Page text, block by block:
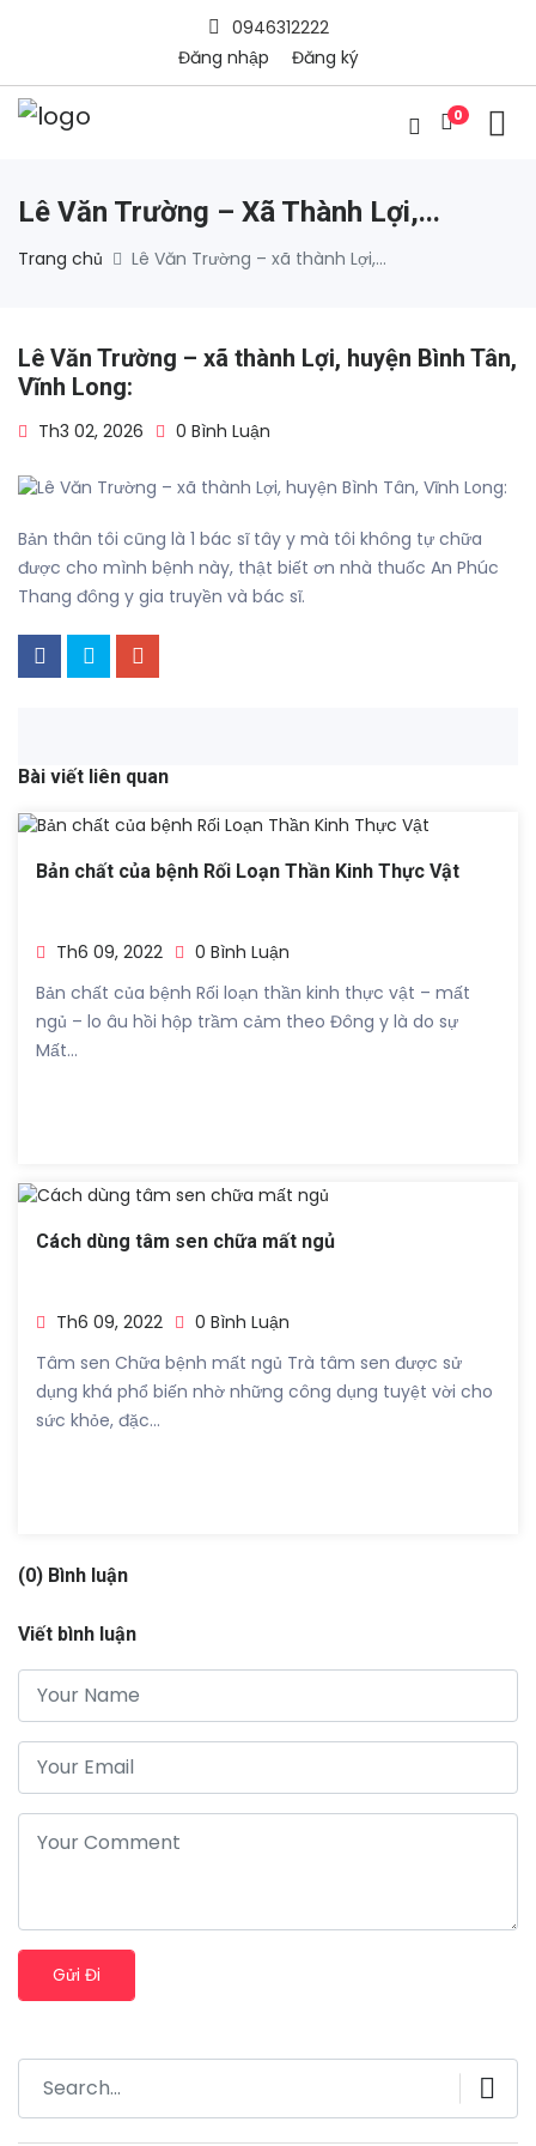
0946312222
Đăng nhập
Đăng ký
0
Lê Văn Trường – Xã Thành Lợi,...
Trang chủ Lê Văn Trường – xã thành Lợi,...
Lê Văn Trường – xã thành Lợi, huyện Bình Tân,
Vĩnh Long:
Th3 02, 2026 0 Bình Luận
Bản thân tôi cũng là 1 bác sĩ tây y mà tôi không tự chữa
được cho mình bệnh này, thật biết ơn nhà thuốc An Phúc
Thang đông y gia truyền và bác sĩ.
Bài viết liên quan
Bản chất của bệnh Rối Loạn Thần Kinh Thực Vật
Th6 09, 2022
0 Bình Luận
Bản chất của bệnh Rối loạn thần kinh thực vật – mất
ngủ – lo âu hồi hộp trầm cảm theo Đông y là do sự
Mất...
Cách dùng tâm sen chữa mất ngủ
Th6 09, 2022
0 Bình Luận
Tâm sen Chữa bệnh mất ngủ Trà tâm sen được sử
dụng khá phổ biến nhờ những công dụng tuyệt vời cho
sức khỏe, đặc...
(0) Bình luận
Viết bình luận
Gửi Đi